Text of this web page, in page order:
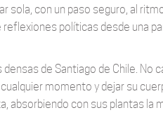
con un paso seguro, al
políticas desde una
de Santiago de Chile. No
momento y dejar su
absorbiendo con sus plantas la